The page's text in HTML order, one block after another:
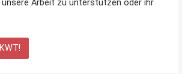
unsere Arbeit zu unterstützen oder ihr